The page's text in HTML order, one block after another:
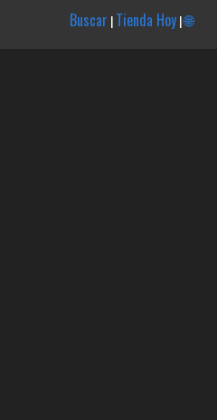
Buscar |Tienda Hoy|🌐